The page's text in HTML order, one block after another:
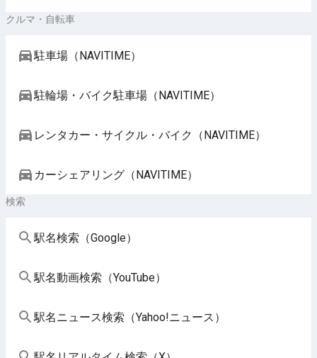
クルマ・自転車
駐車場（NAVITIME）
駐輪場・バイク駐車場（NAVITIME）
レンタカー・サイクル・バイク（NAVITIME）
カーシェアリング（NAVITIME）
検索
駅名検索（Google）
駅名動画検索（YouTube）
駅名ニュース検索（Yahoo!ニュース）